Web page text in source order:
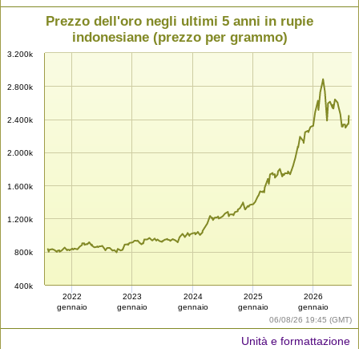
06/08/26 19:45 (GMT)
Prezzo dell'oro negli ultimi 5 anni in rupie
indonesiane (prezzo per grammo)
400k
800k
1.200k
1.600k
2.000k
2.400k
2.800k
3.200k
2022
gennaio
2023
gennaio
2024
gennaio
2025
gennaio
2026
gennaio
Unità e formattazione